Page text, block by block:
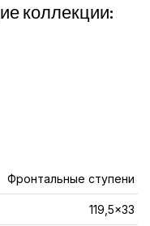
коллекции:
Фронтальные ступени
119,5x33